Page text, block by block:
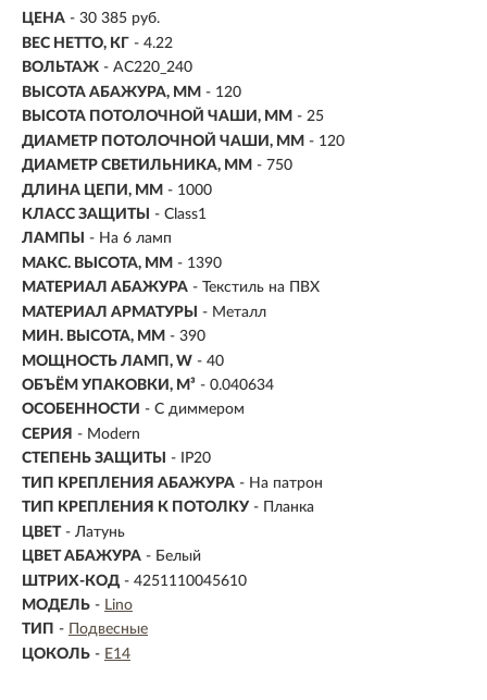
ЦЕНА - 30 385 руб.
ВЕС НЕТТО, КГ - 4.22
ВОЛЬТАЖ - AC220_240
ВЫСОТА АБАЖУРА, ММ - 120
ВЫСОТА ПОТОЛОЧНОЙ ЧАШИ, ММ - 25
ДИАМЕТР ПОТОЛОЧНОЙ ЧАШИ, ММ - 120
ДИАМЕТР СВЕТИЛЬНИКА, ММ - 750
ДЛИНА ЦЕПИ, ММ - 1000
КЛАСС ЗАЩИТЫ
- Class1
ЛАМПЫ
- На 6 ламп
МАКС. ВЫСОТА, ММ - 1390
МАТЕРИАЛ АБАЖУРА - Текстиль на ПВХ
МАТЕРИАЛ АРМАТУРЫ
- Металл
МИН. ВЫСОТА, ММ - 390
МОЩНОСТЬ ЛАМП, W - 40
ОБЪЁМ УПАКОВКИ, М³ - 0.040634
ОСОБЕННОСТИ - С диммером
СЕРИЯ - Modern
СТЕПЕНЬ ЗАЩИТЫ
- IP20
ТИП КРЕПЛЕНИЯ АБАЖУРА - На патрон
ТИП КРЕПЛЕНИЯ К ПОТОЛКУ - Планка
ЦВЕТ - Латунь
ЦВЕТ АБАЖУРА - Белый
ШТРИХ-КОД - 4251110045610
МОДЕЛЬ - Lino
ТИП -
Подвесные
ЦОКОЛЬ - E14